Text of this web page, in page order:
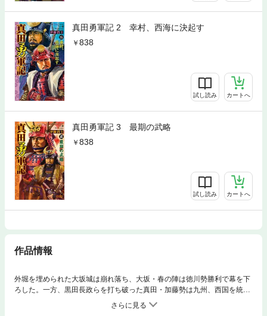
真田勇軍記 2 幸村、西海に決起す
838
試し読み カートへ
真田勇軍記 3 最期の武略
838
試し読み カートへ
作品情報
外堀を埋められた大坂城は崩れ落ち、大坂・春の陣は徳川勢勝利で幕を下
ろした。一方、黒田長政らを打ち破った真田・加藤勢は九州、西国を統一
したが次の一手をあぐねていた。そこに“昌幸死す”の報せと、幸村宛ての
遺言が記された密書が届いた！？